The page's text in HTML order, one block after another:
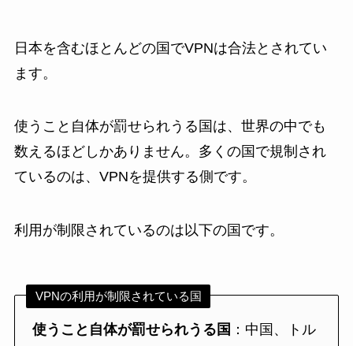
日本を含むほとんどの国でVPNは合法とされてい
ます。
使うこと自体が罰せられうる国は、世界の中でも
数えるほどしかありません。多くの国で規制され
ているのは、VPNを提供する側です。
利用が制限されているのは以下の国です。
VPNの利用が制限されている国
使うこと自体が罰せられうる国 ：中国、トル